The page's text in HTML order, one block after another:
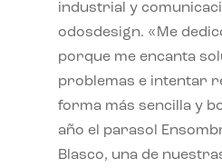
industrial y
odosdesign. «Me
porque me encanta
problemas e intentar
forma más sencilla y
año el parasol
Blasco, una de